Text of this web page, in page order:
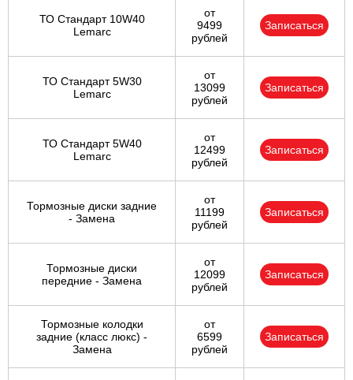
ТО Стандарт 10W40
Lemarc
от
9499
рублей
Записаться
ТО Стандарт 5W30
Lemarc
от
13099
рублей
Записаться
ТО Стандарт 5W40
Lemarc
от
12499
рублей
Записаться
Тормозные диски задние
- Замена
от
11199
рублей
Записаться
Тормозные диски
передние - Замена
от
12099
рублей
Записаться
Тормозные колодки
задние (класс люкс) -
Замена
от
6599
рублей
Записаться